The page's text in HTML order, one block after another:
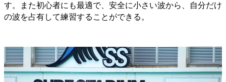
す。また初心者にも最適で、安全に小さい波から、自分だけ
の波を占有して練習することができる。